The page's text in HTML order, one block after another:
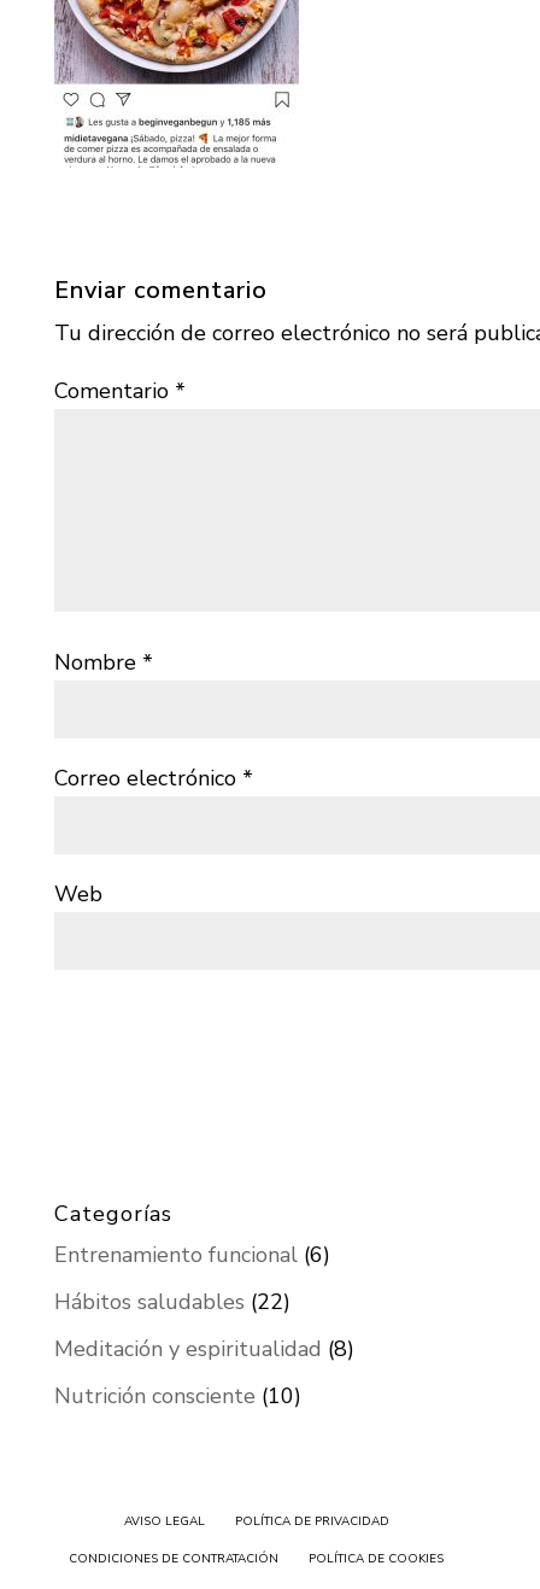
Enviar comentario
Tu dirección de correo electrónico no será
Comentario *
Nombre *
Correo electrónico *
Web
Categorías
Entrenamiento funcional(6)
Hábitos saludables (22)
Meditación y espiritualidad (8)
Nutrición consciente (10)
AVISO LEGAL POLÍTICA DE PRIVACIDAD
CONDICIONES DE CONTRATACIÓN POLÍTICA DE COOKIES